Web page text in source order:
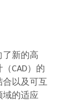
了新的高
CAD）的
合以及可互
域的适应